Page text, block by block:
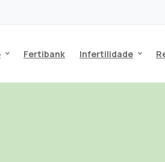
Fertibank Infertilidade